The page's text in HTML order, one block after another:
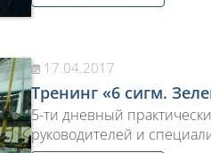
17.04.2017
Тренинг «6 сигм.
5-ти дневный
руководителей и